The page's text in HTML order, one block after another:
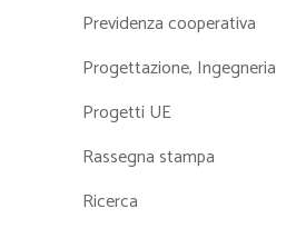
Previdenza cooperativa
Progettazione, Ingegneria
Progetti UE
Rassegna stampa
Ricerca